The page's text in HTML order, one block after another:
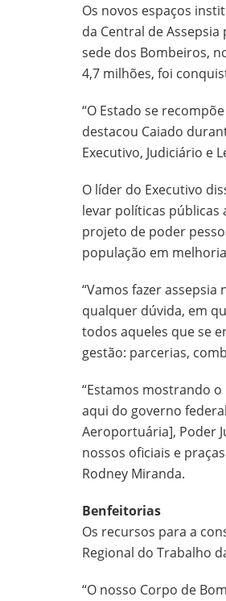
Os novos espaços
da Central de
sede dos Bombeiros,
4,7 milhões, foi
“O Estado se
destacou Caiado
Executivo, Judiciário e
O líder do Executivo
levar políticas públicas
projeto de poder
população em
“Vamos fazer
qualquer dúvida, em
todos aqueles que se
gestão: parcerias,
“Estamos mostrando
aqui do governo
Aeroportuária], Poder
nossos oficiais e
Rodney Miranda.
Benfeitorias
Os recursos para a
Regional do Trabalho
“O nosso Corpo de